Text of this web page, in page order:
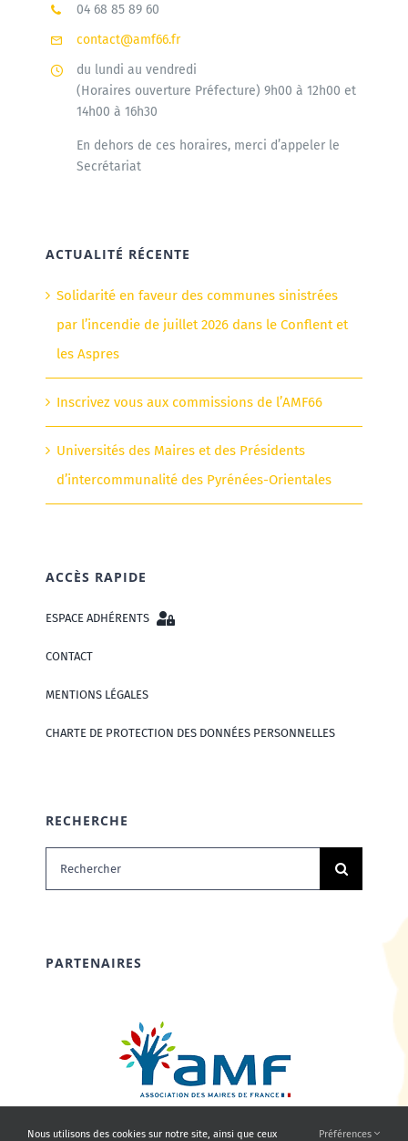
04 68 85 89 60
contact@amf66.fr
du lundi au vendredi
(Horaires ouverture Préfecture) 9h00 à 12h00 et
14h00 à 16h30
En dehors de ces horaires, merci d’appeler le
Secrétariat
ACTUALITÉ RÉCENTE
Solidarité en faveur des communes sinistrées
par l’incendie de juillet 2026 dans le Conflent et
les Aspres
Inscrivez vous aux commissions de l’AMF66
Universités des Maires et des Présidents
d’intercommunalité des Pyrénées-Orientales
ACCÈS RAPIDE
ESPACE ADHÉRENTS
CONTACT
MENTIONS LÉGALES
CHARTE DE PROTECTION DES DONNÉES PERSONNELLES
RECHERCHE
Rechercher:
PARTENAIRES
Nous utilisons des cookies sur notre site, ainsi que ceux Préférences